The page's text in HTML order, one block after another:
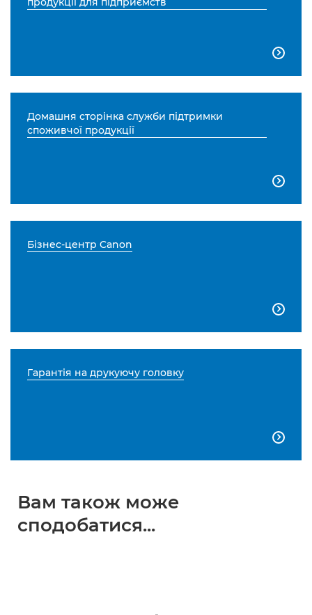

Домашня сторінка служби підтримки
споживчої продукції

Бізнес-центр Canon

Гарантія на друкуючу головку

Вам також може
сподобатися...